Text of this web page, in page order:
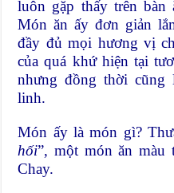
luôn gặp thấy trên
Món ăn ấy đơn giản
đầy đủ mọi hương vị
của quá khứ hiện tại
nhưng đồng thời cũng
linh.
Món ấy là món gì?
hối”, một món ăn màu
Chay.